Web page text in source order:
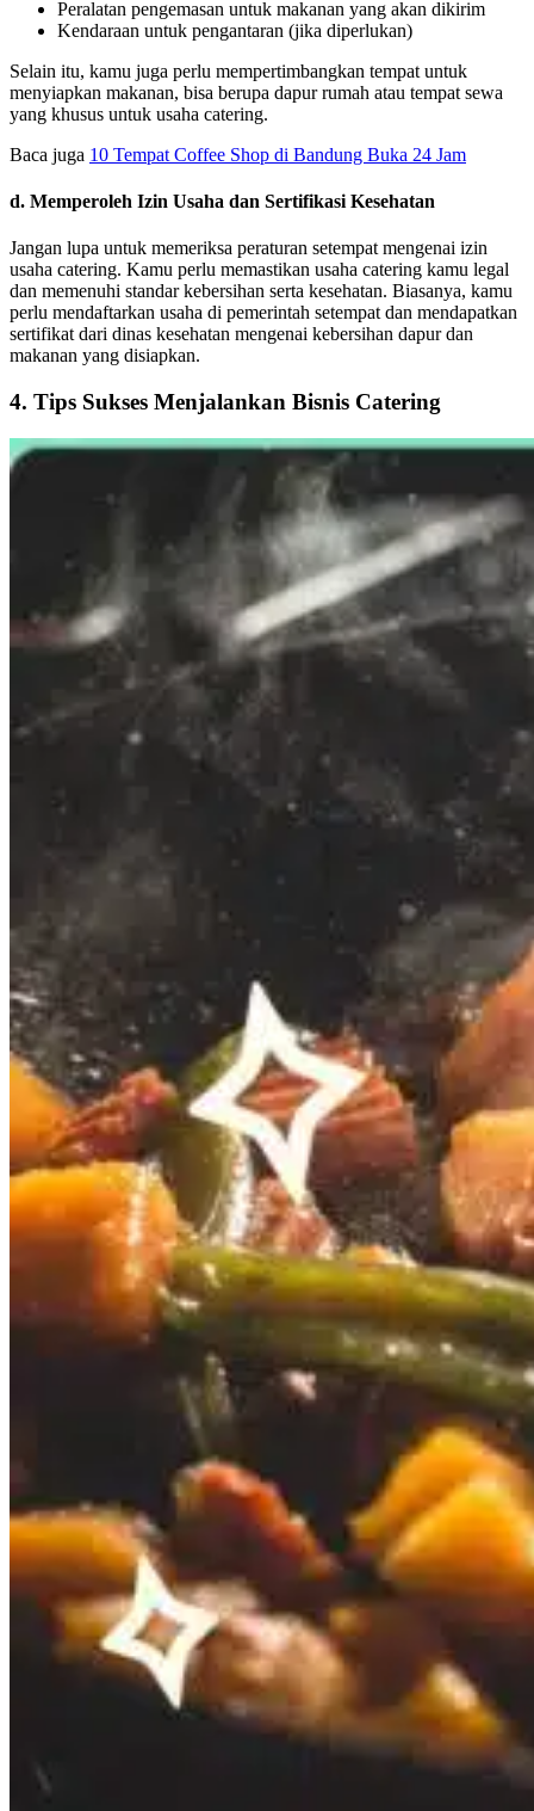
Peralatan pengemasan untuk makanan yang akan dikirim
Kendaraan untuk pengantaran (jika diperlukan)
Selain itu, kamu juga perlu mempertimbangkan tempat untuk
menyiapkan makanan, bisa berupa dapur rumah atau tempat sewa
yang khusus untuk usaha catering.
Baca juga 10 Tempat Coffee Shop di Bandung Buka 24 Jam
d. Memperoleh Izin Usaha dan Sertifikasi Kesehatan
Jangan lupa untuk memeriksa peraturan setempat mengenai izin
usaha catering. Kamu perlu memastikan usaha catering kamu legal
dan memenuhi standar kebersihan serta kesehatan. Biasanya, kamu
perlu mendaftarkan usaha di pemerintah setempat dan mendapatkan
sertifikat dari dinas kesehatan mengenai kebersihan dapur dan
makanan yang disiapkan.
4. Tips Sukses Menjalankan Bisnis Catering